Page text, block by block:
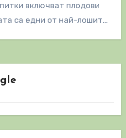
включват плодови
са едни от най-лошите,